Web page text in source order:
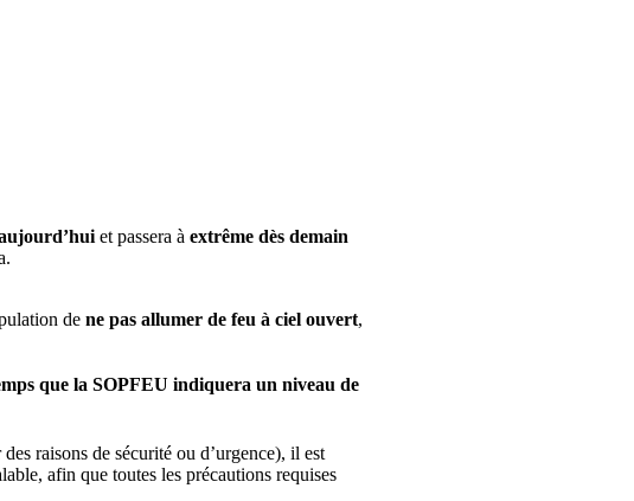
et passera à extrême dès demain
de ne pas allumer de feu à ciel ouvert,
que la SOPFEU indiquera un niveau de
raisons de sécurité ou d’urgence), il est
afin que toutes les précautions requises